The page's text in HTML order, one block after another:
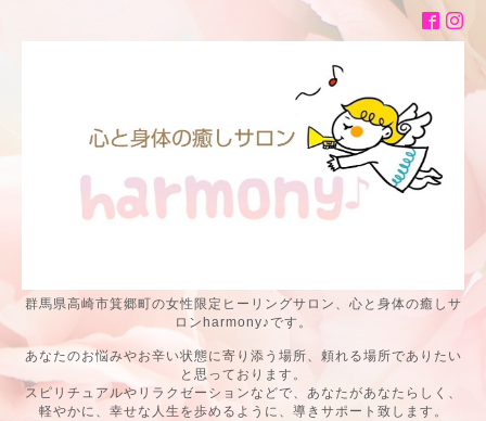
群馬県高崎市箕郷町の女性限定ヒーリングサロン、心と身体の癒しサ
ロンharmony♪です。
あなたのお悩みやお辛い状態に寄り添う場所、頼れる場所でありたい
と思っております。
スピリチュアルやリラクゼーションなどで、あなたがあなたらしく、
軽やかに、幸せな人生を歩めるように、導きサポート致します。